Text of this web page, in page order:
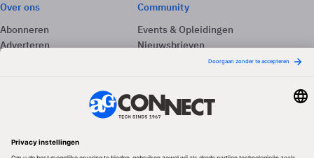
Over ons
Abonneren
Adverteren
Community
Events & Opleidingen
Nieuwsbrieven
Volg ons